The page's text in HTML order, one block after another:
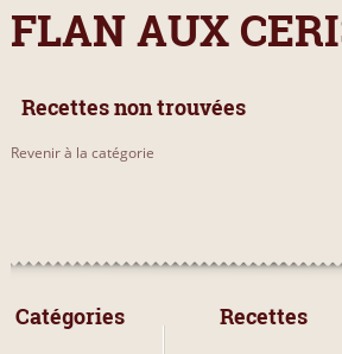
FLAN AUX
Recettes non trouvées
Revenir à la catégorie
Catégories Recettes